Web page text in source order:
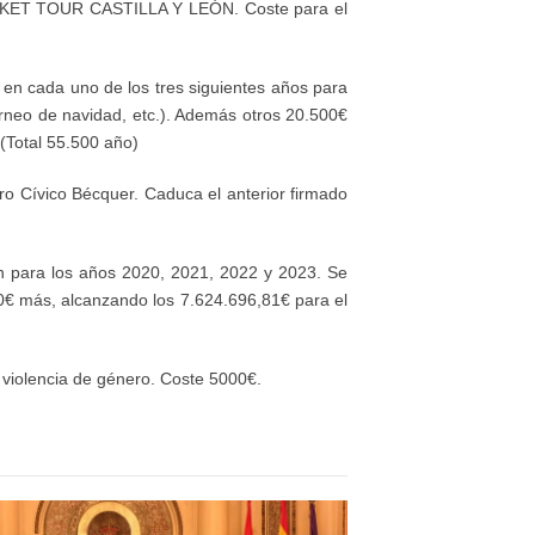
TOUR CASTILLA Y LEÓN. Coste para el
cada uno de los tres siguientes años para
de navidad, etc.) . Además otros 20.500€
55.500 año)
Cívico Bécquer. Caduca el anterior firmado
para los años 2020, 2021, 2022 y 2023 . Se
más, alcanzando los 7.624.696,81€ para el
de género. Coste 5000€.